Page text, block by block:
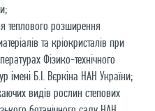
теплового розширення
та кріокристалів при
Фізико-технічного
імені Б.І. Вєркіна НАН України;
видів рослин степових